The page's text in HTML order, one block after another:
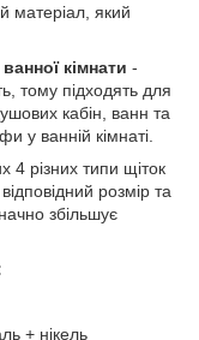
матеріал, який
кімнати -
тому підходять для
кабін, ванн та
у ванній кімнаті.
4 різних типи щіток
розмір та
збільшує
+ нікель